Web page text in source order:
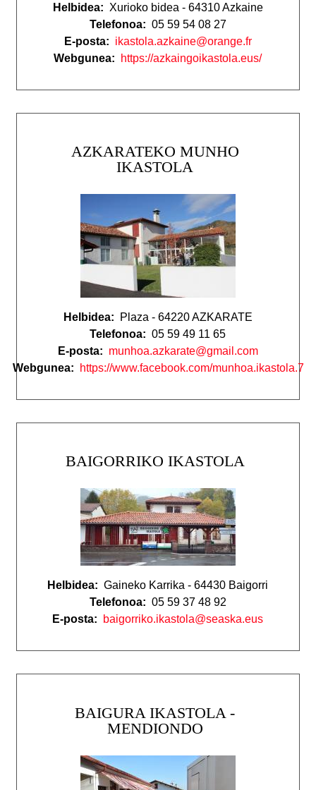
Helbidea: Xurioko bidea - 64310 Azkaine
Telefonoa: 05 59 54 08 27
E-posta: ikastola.azkaine@orange.fr
Webgunea:
https://azkaingoikastola.eus/
AZKARATEKO MUNHO
IKASTOLA
Helbidea:
Plaza - 64220 AZKARATE
Telefonoa: 05 59 49 11 65
E-posta: munhoa.azkarate@gmail.com
Webgunea:
https://www.facebook.com/munhoa.ikastola.7
BAIGORRIKO IKASTOLA
Helbidea: Gaineko Karrika - 64430 Baigorri
Telefonoa: 05 59 37 48 92
E-posta:
baigorriko.ikastola@seaska.eus
BAIGURA IKASTOLA -
MENDIONDO